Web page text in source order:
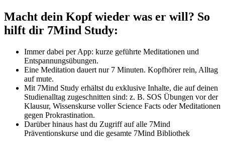
Macht dein Kopf wieder was er will? So
hilft dir 7Mind Study:
Immer dabei per App: kurze geführte Meditationen und
Entspannungsübungen.
Eine Meditation dauert nur 7 Minuten. Kopfhörer rein, Alltag
auf mute.
Mit 7Mind Study erhältst du exklusive Inhalte, die auf deinen
Studienalltag zugeschnitten sind: z. B. SOS Übungen vor der
Klausur, Wissenskurse voller Science Facts oder Meditationen
gegen Prokrastination.
Darüber hinaus hast du Zugriff auf alle 7Mind
Präventionskurse und die gesamte 7Mind Bibliothek